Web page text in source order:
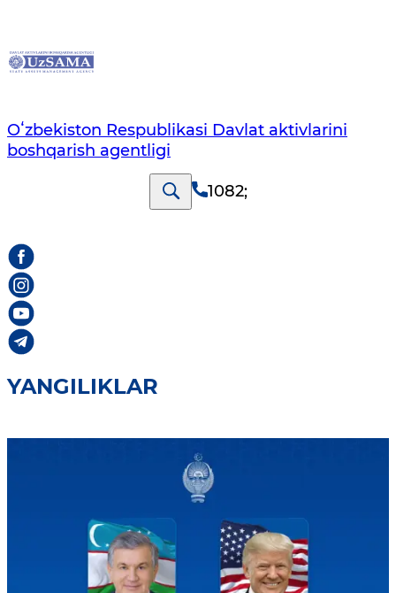
Oʻzbekiston Respublikasi Davlat aktivlarini
boshqarish agentligi
1082;
YANGILIKLAR